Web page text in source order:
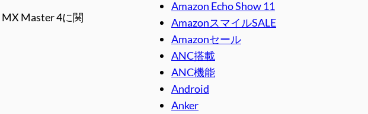
Master 4に関
Amazon Echo Show 11
AmazonスマイルSALE
Amazonセール
ANC搭載
ANC機能
Android
Anker